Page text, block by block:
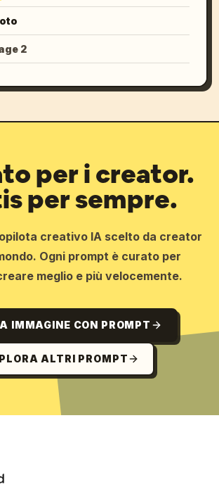
2
per i creator.
per sempre.
creativo IA scelto da creator
Ogni prompt è curato per
meglio e più velocemente.
IMMAGINE CON PROMPT
ALTRI PROMPT